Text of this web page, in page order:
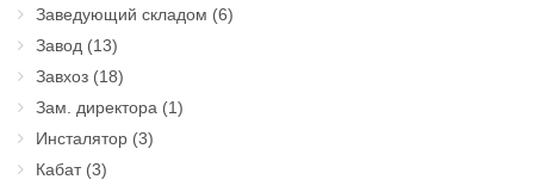
Заведующий складом (6)
Завод (13)
Завхоз (18)
Зам. директора (1)
Инсталятор (3)
Кабат(3)